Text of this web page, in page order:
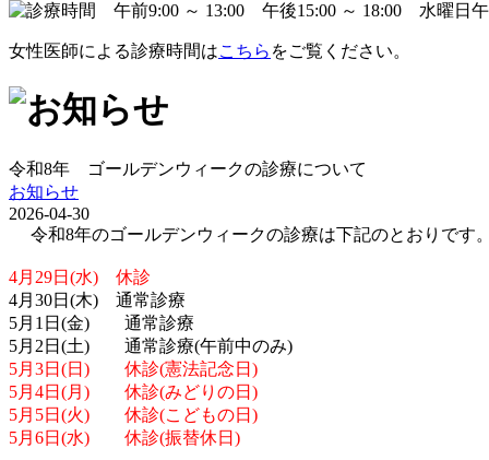
女性医師による診療時間はこちら をご覧ください。
令和8年 ゴールデンウィークの診療について
お知らせ
2026-04-30
令和8年のゴールデンウィークの診療は下記のとおりです
4月29日(水) 休診
4月30日(木) 通常診療
5月1日(金) 通常診療
5月2日(土) 通常診療(午前中のみ)
5月3日(日) 休診(憲法記念日)
5月4日(月) 休診(みどりの日)
5月5日(火) 休診(こどもの日)
5月6日(水) 休診(振替休日)